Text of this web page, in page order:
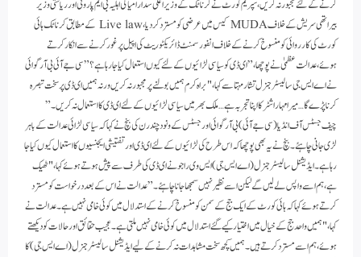
کرنے کے لئے مجبور نہ کریں،سپریم کورٹ نے کرناٹک کے وزیر اعلیٰ سدارامیا کی اہلیہ بی ایم پاروتی اور ریاستی وزیر
بیراتھی سریش کے خلاف MUDA کیس میں عرضی کو مسترد کر دیا،Live law کے مطابق کرناٹک ہائی
کورٹ کی کارروائی کو منسوخ کرنے کے خلاف انفورسمنٹ ڈائریکٹوریٹ کی اپیل پر غور کرنے سے انکار کرتے
ہوئے،عدالت عظمیٰ نے پوچھا،”ای ڈی کو سیاسی لڑائیوں کے لئے کیوں استعمال کیا جا رہا ہے؟” سی جے آئی بی آر گوائی
نے اے ایس جی سالیسٹر جنرل تشار مہتا سے کہا، "براہ کرم ہمیں بولنے پر مجبور نہ کریں ورنہ ہمیں ای ڈی پر سخت تبصرہ
کرنا پڑے گا… میرا مہاراشٹر کا اپنا تجربہ ہے… ملک بھر میں سیاسی لڑائیوں کے لئے ای ڈی کا استعمال نہ کریں۔”
چیف جسٹس آف انڈیا (سی جے آئی) بی آر گوائی اور جسٹس کے ونود چندرن کی بنچ نے کہا کہ سیاسی لڑائی عدالت کے باہر
لڑی جانی چاہئے۔بنچ نے یہ بھی پوچھا کہ اس طرح کی لڑائیوں کے لئے ای ڈی اور تفتیشی ایجنسیوں کا استعمال کیوں کیا جا
رہا ہے۔ایڈیشنل سالیسٹر جنرل (اے ایس جی) ایس وی راجو نے ای ڈی کی طرف سے پیش ہوتے ہوئے کہا، "ٹھیک
ہے،ہم اسے واپس لے لیں گے لیکن اسے نظیر نہیں سمجھا جانا چاہئے۔”عدالت نے اس کے بعد درخواست کو مسترد
کرتے ہوئے کہا کہ ہائی کورٹ کے ایک جج کے سمن کو منسوخ کرنے کے استدلال میں کوئی خامی نہیں ہے۔عدالت نے
کہا، "ہمیں واحد جج کے خیال میں اختیار کیے گئے استدلال میں کوئی خامی نہیں ملتی ہے۔عجیب حقائق اور حالات کو دیکھتے
ہوئے،ہم اسے مسترد کرتے ہیں۔ہمیں کچھ سخت مشاہدات نہ کرنے کے لیے ایڈیشنل سالیسٹر جنرل (اے ایس جی) کا